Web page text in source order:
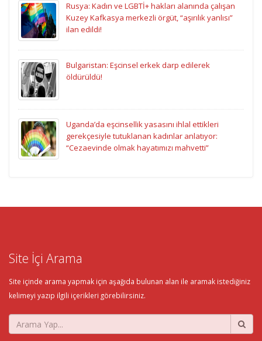
Rusya: Kadın ve LGBTİ+ hakları alanında çalışan
Kuzey Kafkasya merkezli örgüt, “aşırılık yanlısı”
ilan edildi!
Bulgaristan: Eşcinsel erkek darp edilerek
öldürüldü!
Uganda’da eşcinsellik yasasını ihlal ettikleri
gerekçesiyle tutuklanan kadınlar anlatıyor:
“Cezaevinde olmak hayatımızı mahvetti”
Site İçi Arama
Site içinde arama yapmak için aşağıda bulunan alan ile aramak istediğiniz
kelimeyi yazıp ilgili içerikleri görebilirsiniz.